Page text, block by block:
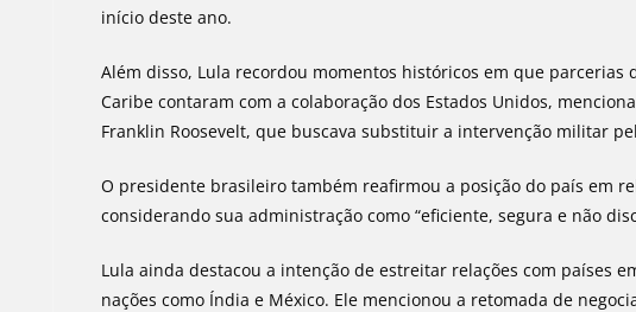
início deste ano.
Além disso, Lula recordou momentos históricos em que parcerias
Caribe contaram com a colaboração dos Estados Unidos,
Franklin Roosevelt, que buscava substituir a intervenção militar
O presidente brasileiro também reafirmou a posição do país em
considerando sua administração como “eficiente, segura e não
Lula ainda destacou a intenção de estreitar relações com países
nações como Índia e México. Ele mencionou a retomada de